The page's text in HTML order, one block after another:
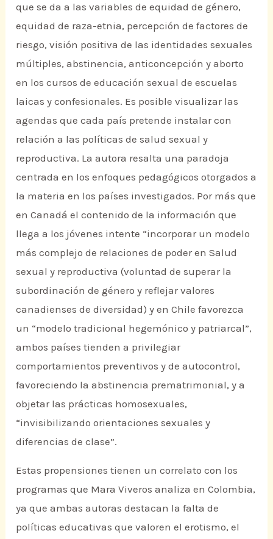
que se da a las variables de equidad de género,
equidad de raza-etnia, percepción de factores de
riesgo, visión positiva de las identidades sexuales
múltiples, abstinencia, anticoncepción y aborto
en los cursos de educación sexual de escuelas
laicas y confesionales. Es posible visualizar las
agendas que cada país pretende instalar con
relación a las políticas de salud sexual y
reproductiva. La autora resalta una paradoja
centrada en los enfoques pedagógicos otorgados a
la materia en los países investigados. Por más que
en Canadá el contenido de la información que
llega a los jóvenes intente “incorporar un modelo
más complejo de relaciones de poder en Salud
sexual y reproductiva (voluntad de superar la
subordinación de género y reflejar valores
canadienses de diversidad) y en Chile favorezca
un “modelo tradicional hegemónico y patriarcal”,
ambos países tienden a privilegiar
comportamientos preventivos y de autocontrol,
favoreciendo la abstinencia prematrimonial, y a
objetar las prácticas homosexuales,
“invisibilizando orientaciones sexuales y
diferencias de clase”.
Estas propensiones tienen un correlato con los
programas que Mara Viveros analiza en Colombia,
ya que ambas autoras destacan la falta de
políticas educativas que valoren el erotismo, el